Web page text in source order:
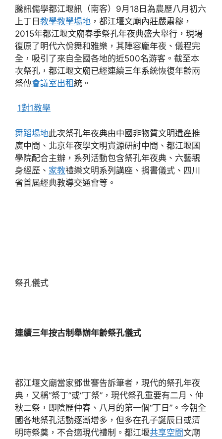
騰訊儒學都江堰訊（南客）9月18日為農歷八月初六
上丁日教學教學場地 ，都江堰文廟內莊嚴肅穆，
2015年都江堰文廟春季祭孔年夜典盛大舉行，現場
復原了明代六佾舞和雅樂，其陣容龐年夜、儀程完
全，吸引了來自全國各地的近500名游客。截至本
次祭孔，都江堰文廟已經連續三年系統恢復年齡兩
祭傳會議室出租統。
1對1教學
舞蹈場地此次祭孔年夜典由中國非物質文明遺產推
廣中間、北京年夜學文明資源研討中間、都江堰國
學院配合主辦，系列活動包含祭孔年夜典、六藝親
身經歷、 家教禮樂文明系列講座、捐書儀式、四川
省首屆經典教導交通會等。
祭孔儀式
連續三年按古制舉辦年齡祭孔儀式
都江堰文廟當家鄧世謇告訴筆者，現代的祭孔年夜
典，又稱“祭丁”或“丁祭”，現代祭孔重要有二月、仲
秋二祭，即陰歷仲春、八月的第一個“丁日”。今朝全
國各地祭孔活動逐漸增多，但多在孔子誕辰日或清
明時祭奠，不合適現代禮制。都江堰共享空間文廟